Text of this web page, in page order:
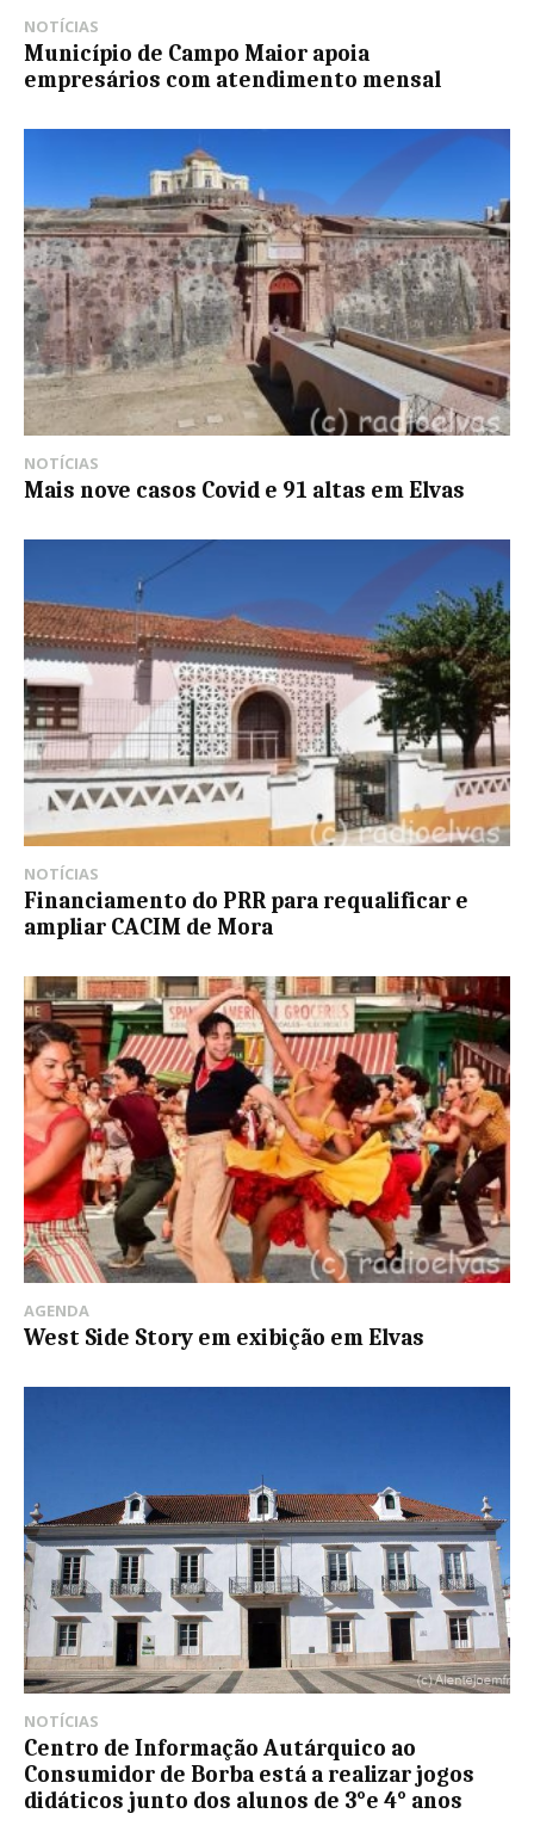
NOTÍCIAS
Município de Campo Maior apoia
empresários com atendimento mensal
NOTÍCIAS
Mais nove casos Covid e 91 altas em Elvas
NOTÍCIAS
Financiamento do PRR para requalificar e
ampliar CACIM de Mora
AGENDA
West Side Story em exibição em Elvas
NOTÍCIAS
Centro de Informação Autárquico ao
Consumidor de Borba está a realizar jogos
didáticos junto dos alunos de 3°e 4° anos